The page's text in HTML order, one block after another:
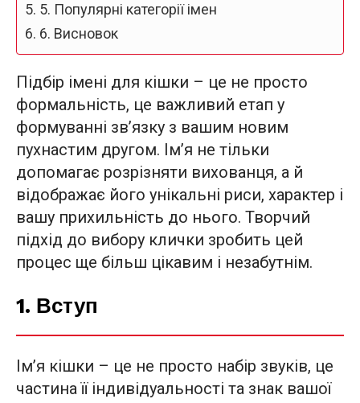
5. Популярні категорії імен
6. Висновок
Підбір імені для кішки – це не просто
формальність, це важливий етап у
формуванні зв’язку з вашим новим
пухнастим другом. Ім’я не тільки
допомагає розрізняти вихованця, а й
відображає його унікальні риси, характер і
вашу прихильність до нього. Творчий
підхід до вибору клички зробить цей
процес ще більш цікавим і незабутнім.
1. Вступ
Ім’я кішки – це не просто набір звуків, це
частина її індивідуальності та знак вашої